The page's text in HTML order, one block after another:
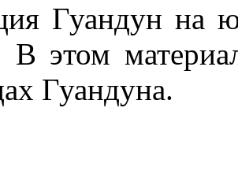
Гуандун на
этом
Гуандуна.